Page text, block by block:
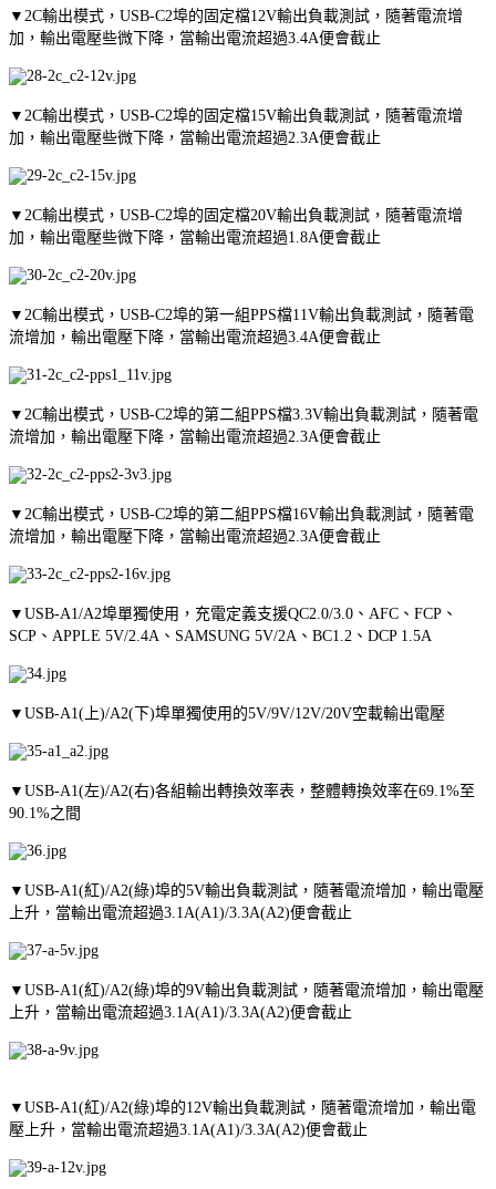
▼2C輸出模式，USB-C2埠的固定檔12V輸出負載測試，隨著電流增
加，輸出電壓些微下降，當輸出電流超過3.4A便會截止
▼2C輸出模式，USB-C2埠的固定檔15V輸出負載測試，隨著電流增
加，輸出電壓些微下降，當輸出電流超過2.3A便會截止
▼2C輸出模式，USB-C2埠的固定檔20V輸出負載測試，隨著電流增
加，輸出電壓些微下降，當輸出電流超過1.8A便會截止
▼2C輸出模式，USB-C2埠的第一組PPS檔11V輸出負載測試，隨著電
流增加，輸出電壓下降，當輸出電流超過3.4A便會截止
▼2C輸出模式，USB-C2埠的第二組PPS檔3.3V輸出負載測試，隨著電
流增加，輸出電壓下降，當輸出電流超過2.3A便會截止
▼2C輸出模式，USB-C2埠的第二組PPS檔16V輸出負載測試，隨著電
流增加，輸出電壓下降，當輸出電流超過2.3A便會截止
▼USB-A1/A2埠單獨使用，充電定義支援QC2.0/3.0、AFC、FCP、
SCP、APPLE 5V/2.4A、SAMSUNG 5V/2A、BC1.2、DCP 1.5A
▼USB-A1(上)/A2(下)埠單獨使用的5V/9V/12V/20V空載輸出電壓
▼USB-A1(左)/A2(右)各組輸出轉換效率表，整體轉換效率在69.1%至
90.1%之間
▼USB-A1(紅)/A2(綠)埠的5V輸出負載測試，隨著電流增加，輸出電壓
上升，當輸出電流超過3.1A(A1)/3.3A(A2)便會截止
▼USB-A1(紅)/A2(綠)埠的9V輸出負載測試，隨著電流增加，輸出電壓
上升，當輸出電流超過3.1A(A1)/3.3A(A2)便會截止
▼USB-A1(紅)/A2(綠)埠的12V輸出負載測試，隨著電流增加，輸出電
壓上升，當輸出電流超過3.1A(A1)/3.3A(A2)便會截止